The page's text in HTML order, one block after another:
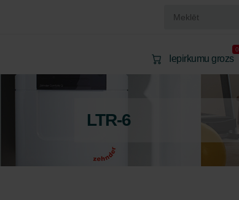
Iepirkumu grozs
0
LTR-6